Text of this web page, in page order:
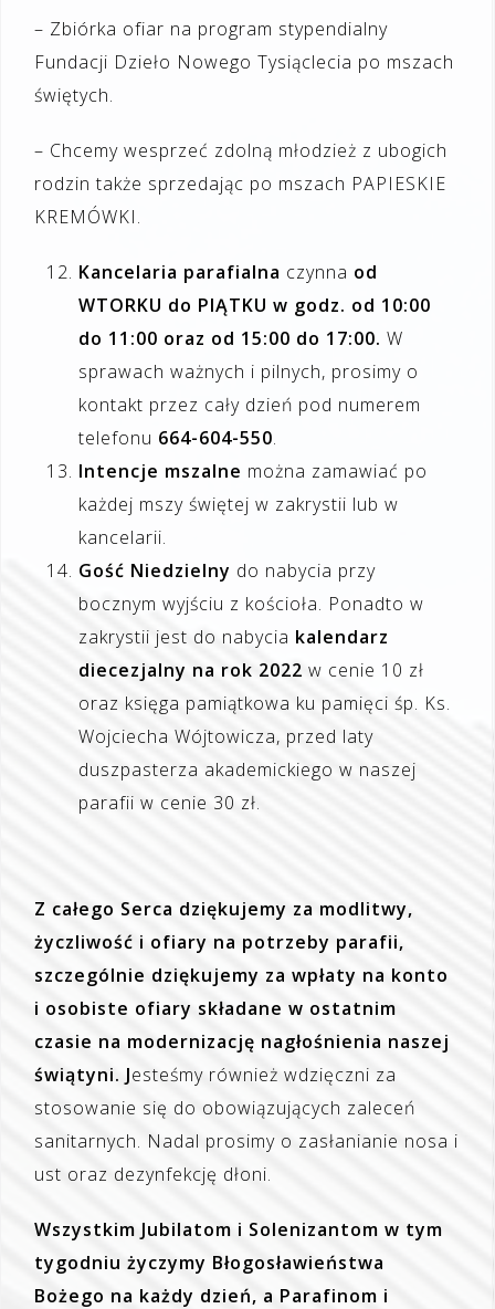
– Zbiórka ofiar na program stypendialny
Fundacji Dzieło Nowego Tysiąclecia po mszach
świętych.
– Chcemy wesprzeć zdolną młodzież z ubogich
rodzin także sprzedając po mszach PAPIESKIE
KREMÓWKI.
Kancelaria parafialna czynna od
WTORKU do PIĄTKU w godz. od 10:00
do 11:00 oraz od 15:00 do 17:00. W
sprawach ważnych i pilnych, prosimy o
kontakt przez cały dzień pod numerem
telefonu 664-604-550.
Intencje mszalne można zamawiać po
każdej mszy świętej w zakrystii lub w
kancelarii.
Gość Niedzielny do nabycia przy
bocznym wyjściu z kościoła. Ponadto w
zakrystii jest do nabycia kalendarz
diecezjalny na rok 2022 w cenie 10 zł
oraz księga pamiątkowa ku pamięci śp. Ks.
Wojciecha Wójtowicza, przed laty
duszpasterza akademickiego w naszej
parafii w cenie 30 zł.
Z całego Serca dziękujemy za modlitwy,
życzliwość i ofiary na potrzeby parafii,
szczególnie dziękujemy za wpłaty na konto
i osobiste ofiary składane w ostatnim
czasie na modernizację nagłośnienia naszej
świątyni. Jesteśmy również wdzięczni za
stosowanie się do obowiązujących zaleceń
sanitarnych. Nadal prosimy o zasłanianie nosa i
ust oraz dezynfekcję dłoni.
Wszystkim Jubilatom i Solenizantom w tym
tygodniu życzymy Błogosławieństwa
Bożego na każdy dzień, a Parafinom i